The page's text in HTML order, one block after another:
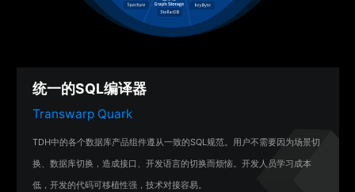
统一的SQL编译器
Transwarp Quark
TDH中的各个数据库产品组件遵从一致的SQL规范。用户不需要因为场景切
换、数据库切换，造成接口、开发语言的切换而烦恼。开发人员学习成本
低，开发的代码可移植性强，技术对接容易。